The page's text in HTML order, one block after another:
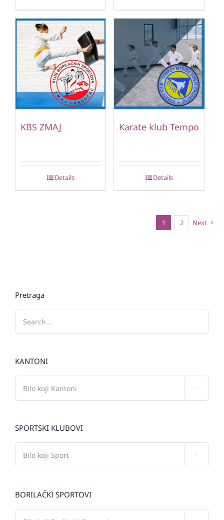
KBS ZMAJ
Details
Karate klub Tempo
Details
1 2 Next
Pretraga
KANTONI
SPORTSKI KLUBOVI
BORILAČKI SPORTOVI